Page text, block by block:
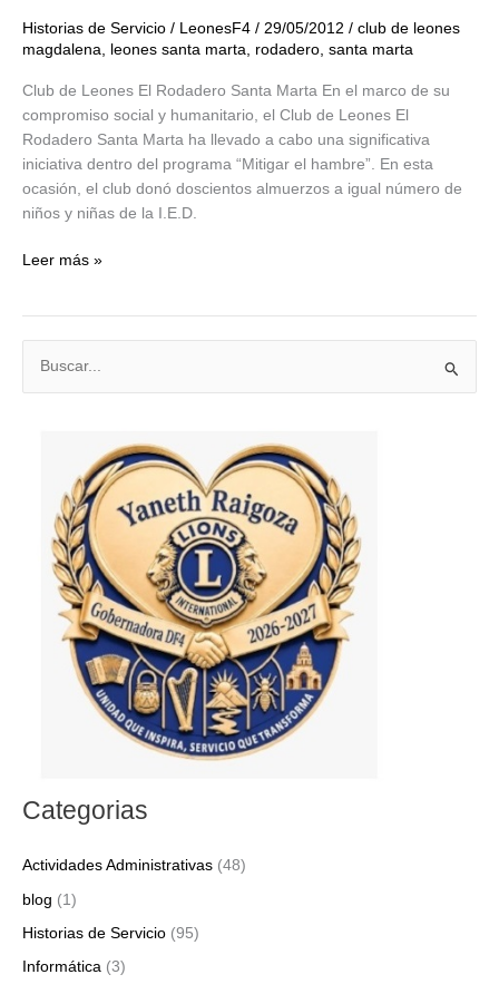
Historias de Servicio / LeonesF4 / 29/05/2012 / club de leones
magdalena, leones santa marta, rodadero, santa marta
Club de Leones El Rodadero Santa Marta En el marco de su
compromiso social y humanitario, el Club de Leones El
Rodadero Santa Marta ha llevado a cabo una significativa
iniciativa dentro del programa “Mitigar el hambre”. En esta
ocasión, el club donó doscientos almuerzos a igual número de
niños y niñas de la I.E.D.
Mitigar
Leer más »
Categorias
Actividades Administrativas (48)
blog (1)
Historias de Servicio (95)
Informática (3)